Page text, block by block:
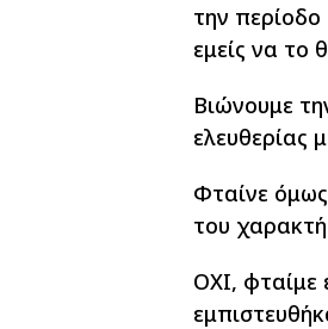
την περίοδο
εμείς να το
Βιώνουμε
ελευθερίας
Φταίνε
του
ΟΧΙ, φταίμε